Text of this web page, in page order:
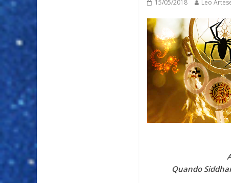
15/05/2018 Leo
Quando